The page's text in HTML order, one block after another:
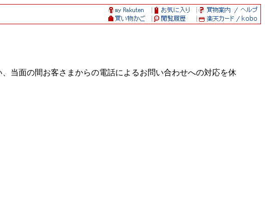
当面の間お客さまからの電話によるお問い合わせへの対応を休